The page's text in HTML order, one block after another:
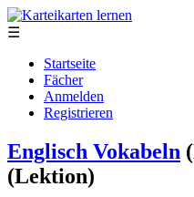
☰
Startseite
Fächer
Anmelden
Registrieren
Englisch Vokabeln
(Lektion)